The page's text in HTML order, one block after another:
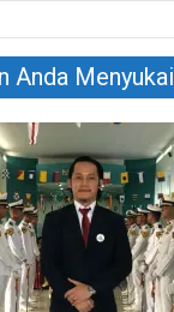
Anda Menyukai